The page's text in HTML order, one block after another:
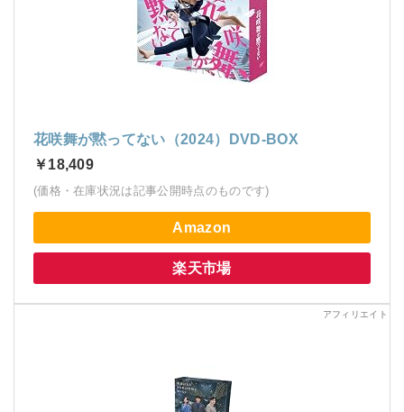
花咲舞が黙ってない（2024）DVD-BOX
￥18,409
(価格・在庫状況は記事公開時点のものです)
Amazon
楽天市場